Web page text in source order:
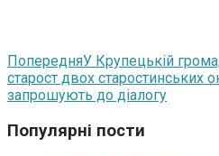
ПопередняУ Крупецькій
старост двох старостинських
запрошують до діалогу
Популярні пости